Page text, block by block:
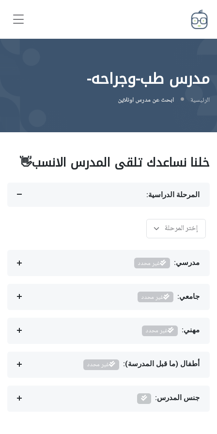
مدرس طب-وجراحه-
الرئيسية ابحث عن مدرس اونلاين
خلنا نساعدك تلقى المدرس الانسب👋
المرحلة الدراسية:
مدرسي: غير محدد
جامعي: غير محدد
مهني: غير محدد
أطفال (ما قبل المدرسة): غير محدد
جنس المدرس: